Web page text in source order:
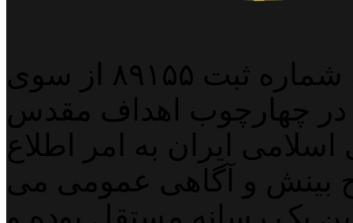
پایگاه خبری خبربین آنلاین به شماره ثبت ۸۹۱۵۵ از سوی
در چهارچوب اهداف مقدس
ایران به امر اطلاع
بینش و آگاهی عمومی می